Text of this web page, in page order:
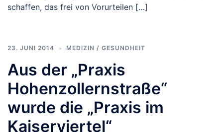
schaffen, das frei von Vorurteilen […]
23. JUNI 2014 MEDIZIN / GESUNDHEIT
Aus der „Praxis
Hohenzollernstraße“
wurde die „Praxis im
Kaiserviertel“